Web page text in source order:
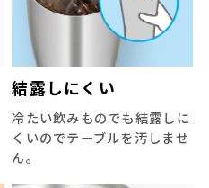
結露しにくい
冷たい飲みものでも結露しに
くいのでテーブルを汚しませ
ん。